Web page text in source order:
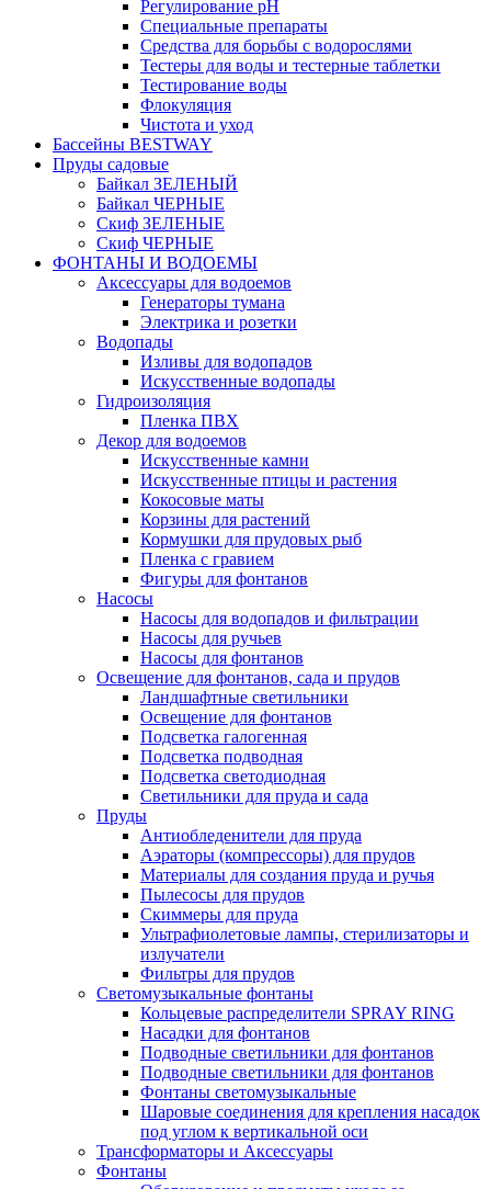
Регулирование pH
Специальные препараты
Средства для борьбы с водорослями
Тестеры для воды и тестерные таблетки
Тестирование воды
Флокуляция
Чистота и уход
Бассейны BESTWAY
Пруды садовые
Байкал ЗЕЛЕНЫЙ
Байкал ЧЕРНЫЕ
Скиф ЗЕЛЕНЫЕ
Скиф ЧЕРНЫЕ
ФОНТАНЫ И ВОДОЕМЫ
Аксессуары для водоемов
Генераторы тумана
Электрика и розетки
Водопады
Изливы для водопадов
Искусственные водопады
Гидроизоляция
Пленка ПВХ
Декор для водоемов
Искусственные камни
Искусственные птицы и растения
Кокосовые маты
Корзины для растений
Кормушки для прудовых рыб
Пленка с гравием
Фигуры для фонтанов
Насосы
Насосы для водопадов и фильтрации
Насосы для ручьев
Насосы для фонтанов
Освещение для фонтанов, сада и прудов
Ландшафтные светильники
Освещение для фонтанов
Подсветка галогенная
Подсветка подводная
Подсветка светодиодная
Светильники для пруда и сада
Пруды
Антиобледенители для пруда
Аэраторы (компрессоры) для прудов
Материалы для создания пруда и ручья
Пылесосы для прудов
Скиммеры для пруда
Ультрафиолетовые лампы, стерилизаторы и
излучатели
Фильтры для прудов
Светомузыкальные фонтаны
Кольцевые распределители SPRAY RING
Насадки для фонтанов
Подводные светильники для фонтанов
Подводные светильники для фонтанов
Фонтаны светомузыкальные
Шаровые соединения для крепления насадок
под углом к вертикальной оси
Трансформаторы и Аксессуары
Фонтаны